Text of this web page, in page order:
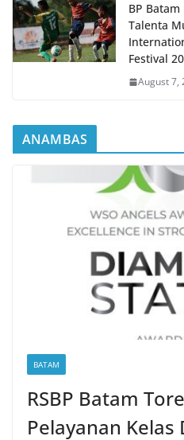
BP
Talenta
Festival
August 7,
ANAMBAS
BATAM
RSBP Batam
Pelayanan Kelas